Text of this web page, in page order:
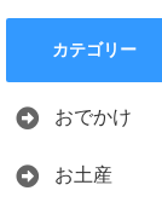
カテゴリー
おでかけ
お土産